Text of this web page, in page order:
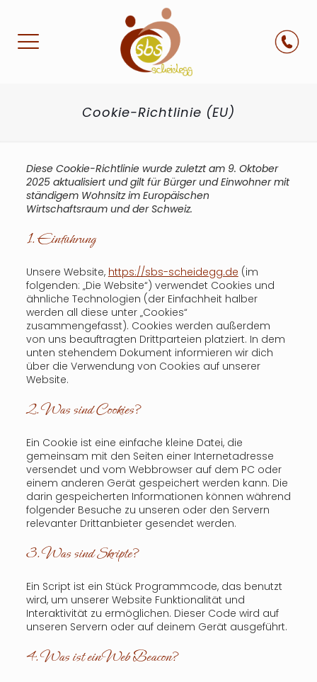
Cookie-Richtlinie (EU)
Diese Cookie-Richtlinie wurde zuletzt am 9. Oktober
2025 aktualisiert und gilt für Bürger und Einwohner mit
ständigem Wohnsitz im Europäischen
Wirtschaftsraum und der Schweiz.
1. Einführung
Unsere Website, https://sbs-scheidegg.de (im
folgenden: „Die Website“) verwendet Cookies und
ähnliche Technologien (der Einfachheit halber
werden all diese unter „Cookies“
zusammengefasst). Cookies werden außerdem
von uns beauftragten Drittparteien platziert. In dem
unten stehendem Dokument informieren wir dich
über die Verwendung von Cookies auf unserer
Website.
2. Was sind Cookies?
Ein Cookie ist eine einfache kleine Datei, die
gemeinsam mit den Seiten einer Internetadresse
versendet und vom Webbrowser auf dem PC oder
einem anderen Gerät gespeichert werden kann. Die
darin gespeicherten Informationen können während
folgender Besuche zu unseren oder den Servern
relevanter Drittanbieter gesendet werden.
3. Was sind Skripte?
Ein Script ist ein Stück Programmcode, das benutzt
wird, um unserer Website Funktionalität und
Interaktivität zu ermöglichen. Dieser Code wird auf
unseren Servern oder auf deinem Gerät ausgeführt.
4. Was ist ein Web Beacon?